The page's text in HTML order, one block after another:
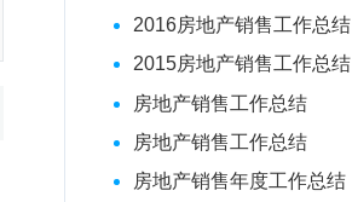
2016房地产销售工作总结
2015房地产销售工作总结
房地产销售工作总结
房地产销售工作总结
房地产销售年度工作总结